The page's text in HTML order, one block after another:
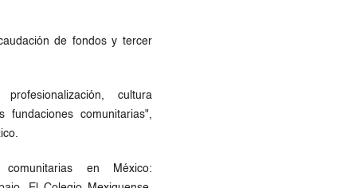
de fondos y tercer
cultura
comunitarias",
en México: